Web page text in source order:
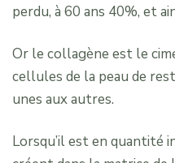
perdu, à 60 ans 40%, et
Or le collagène est le
cellules de la peau de
unes aux autres.
Lorsqu’il est en quantité